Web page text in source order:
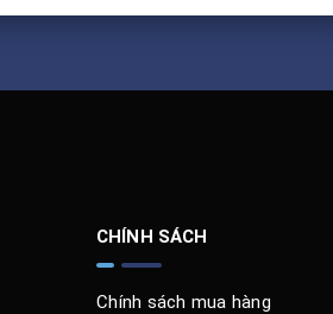
CHÍNH SÁCH
Chính sách mua hàng